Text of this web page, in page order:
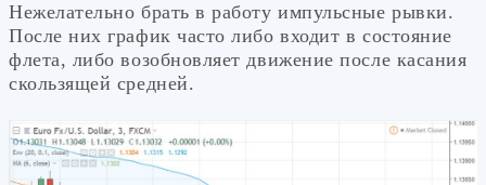
Нежелательно брать в работу импульсные рывки.
После них график часто либо входит в состояние
флета, либо возобновляет движение после касания
скользящей средней.